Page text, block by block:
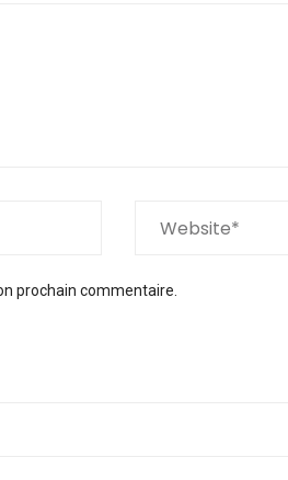
prochain commentaire.